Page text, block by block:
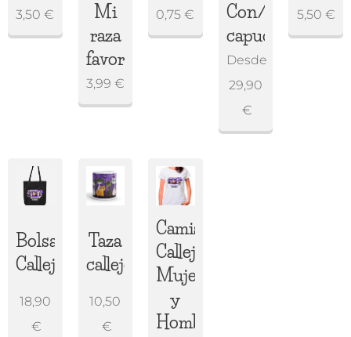
3,50 €
Mi
raza
favorita
3,99 €
0,75 €
Con/Sin
capucha
Desde
29,90
€
5,50 €
Bolsa
Callejeritos
18,90
€
Taza
callejeritos
10,50
€
Camiseta
Callejeritos
Mujer
y
Hombre